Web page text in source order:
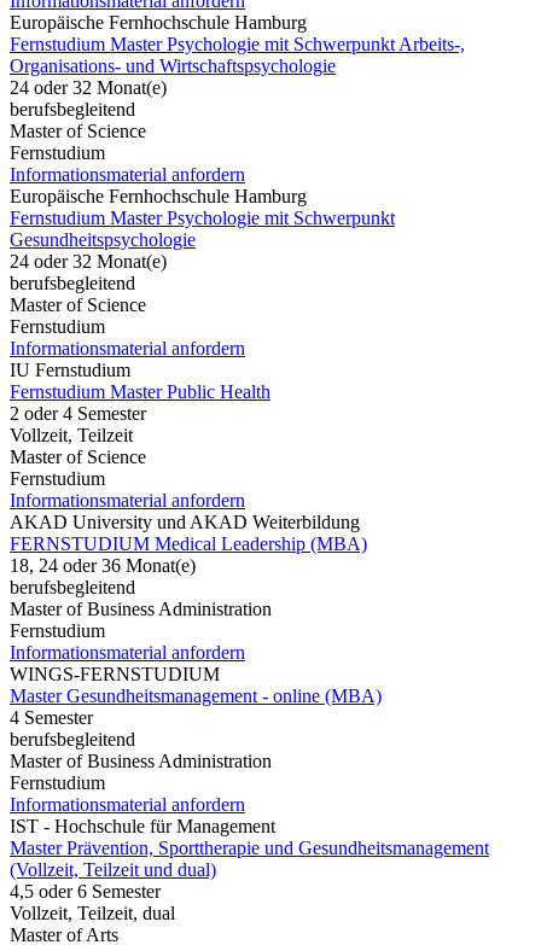
Europäische Fernhochschule Hamburg
Fernstudium Master Psychologie mit Schwerpunkt Arbeits-,
Organisations- und Wirtschaftspsychologie
24 oder 32 Monat(e)
berufsbegleitend
Master of Science
Fernstudium
Informationsmaterial anfordern
Europäische Fernhochschule Hamburg
Fernstudium Master Psychologie mit Schwerpunkt
Gesundheitspsychologie
24 oder 32 Monat(e)
berufsbegleitend
Master of Science
Fernstudium
Informationsmaterial anfordern
IU Fernstudium
Fernstudium Master Public Health
2 oder 4 Semester
Vollzeit, Teilzeit
Master of Science
Fernstudium
Informationsmaterial anfordern
AKAD University und AKAD Weiterbildung
FERNSTUDIUM Medical Leadership (MBA)
18, 24 oder 36 Monat(e)
berufsbegleitend
Master of Business Administration
Fernstudium
Informationsmaterial anfordern
WINGS-FERNSTUDIUM
Master Gesundheitsmanagement - online (MBA)
4 Semester
berufsbegleitend
Master of Business Administration
Fernstudium
Informationsmaterial anfordern
IST - Hochschule für Management
Master Prävention, Sporttherapie und Gesundheitsmanagement
(Vollzeit, Teilzeit und dual)
4,5 oder 6 Semester
Vollzeit, Teilzeit, dual
Master of Arts